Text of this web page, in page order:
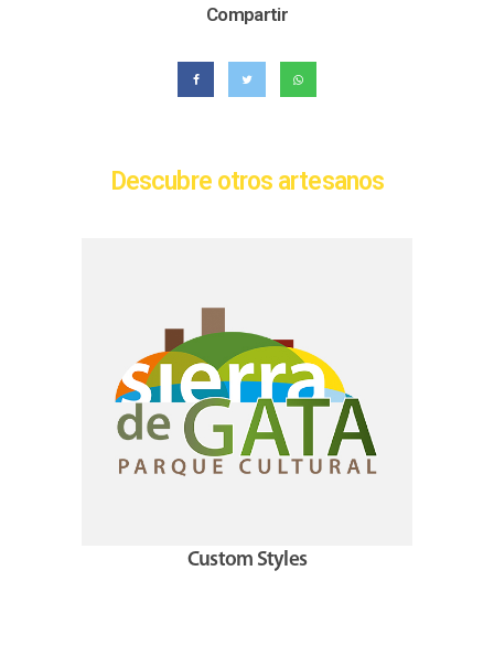
Compartir
Descubre otros artesanos
Custom Styles